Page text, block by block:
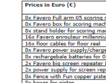
Medewerkers
Samenwerking
Formulieren
NK's
JPT
JEC
Veteranenwedstrijden
Voor scheidsrechters
Nieuws
Scheidsrechterslijst
Scheidsrechter